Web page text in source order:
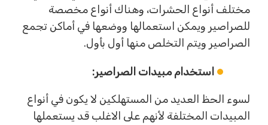
مختلف أنواع الحشرات، وهناك أنواع مخصصة
للصراصير ويمكن استعمالها ووضعها في أماكن تجمع
الصراصير ويتم التخلص منها أول بأول.
استخدام مبيدات الصراصير:
لسوء الحظ العديد من المستهلكين لا يكون في أنواع
المبيدات المختلفة لأنهم على الاغلب قد يستعملها